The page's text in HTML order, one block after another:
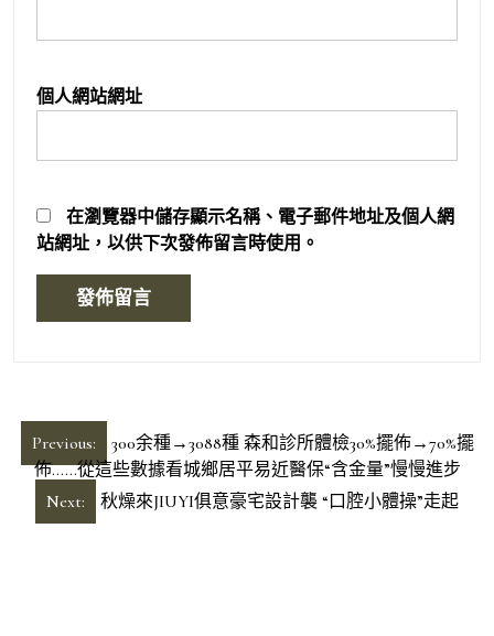
個人網站網址
在瀏覽器中儲存顯示名稱、電子郵件地址及個人網
站網址，以供下次發佈留言時使用。
文
章
Previous:
300余種→3088種 森和診所體檢30%擺佈→70%擺
佈……從這些數據看城鄉居平易近醫保“含金量”慢慢進步
Next:
秋燥來JIUYI俱意豪宅設計襲 “口腔小體操”走起